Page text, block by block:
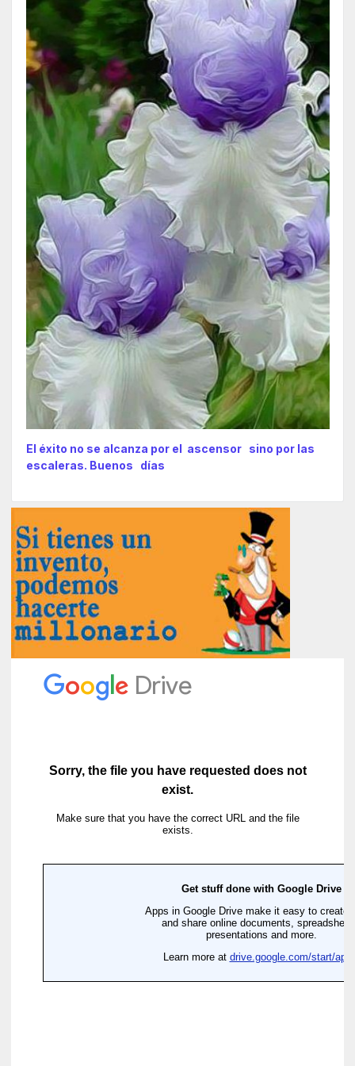
El éxito no se alcanza por el ascensor sino por las
escaleras. Buenos días